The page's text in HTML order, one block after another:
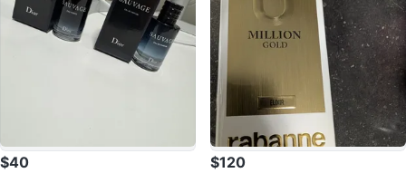
$40 $120